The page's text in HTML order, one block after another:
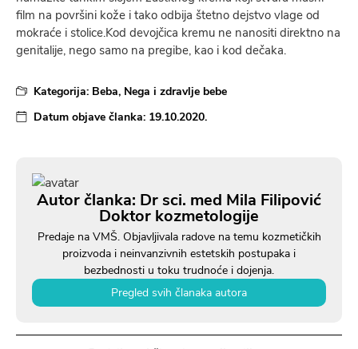
film na površini kože i tako odbija štetno dejstvo vlage od
mokraće i stolice.Kod devojčica kremu ne nanositi direktno na
genitalije, nego samo na pregibe, kao i kod dečaka.
Kategorija: Beba, Nega i zdravlje bebe
Datum objave članka: 19.10.2020.
Autor članka: Dr sci. med Mila Filipović
Doktor kozmetologije
Predaje na VMŠ. Objavljivala radove na temu kozmetičkih
proizvoda i neinvanzivnih estetskih postupaka i
bezbednosti u toku trudnoće i dojenja.
Pregled svih članaka autora